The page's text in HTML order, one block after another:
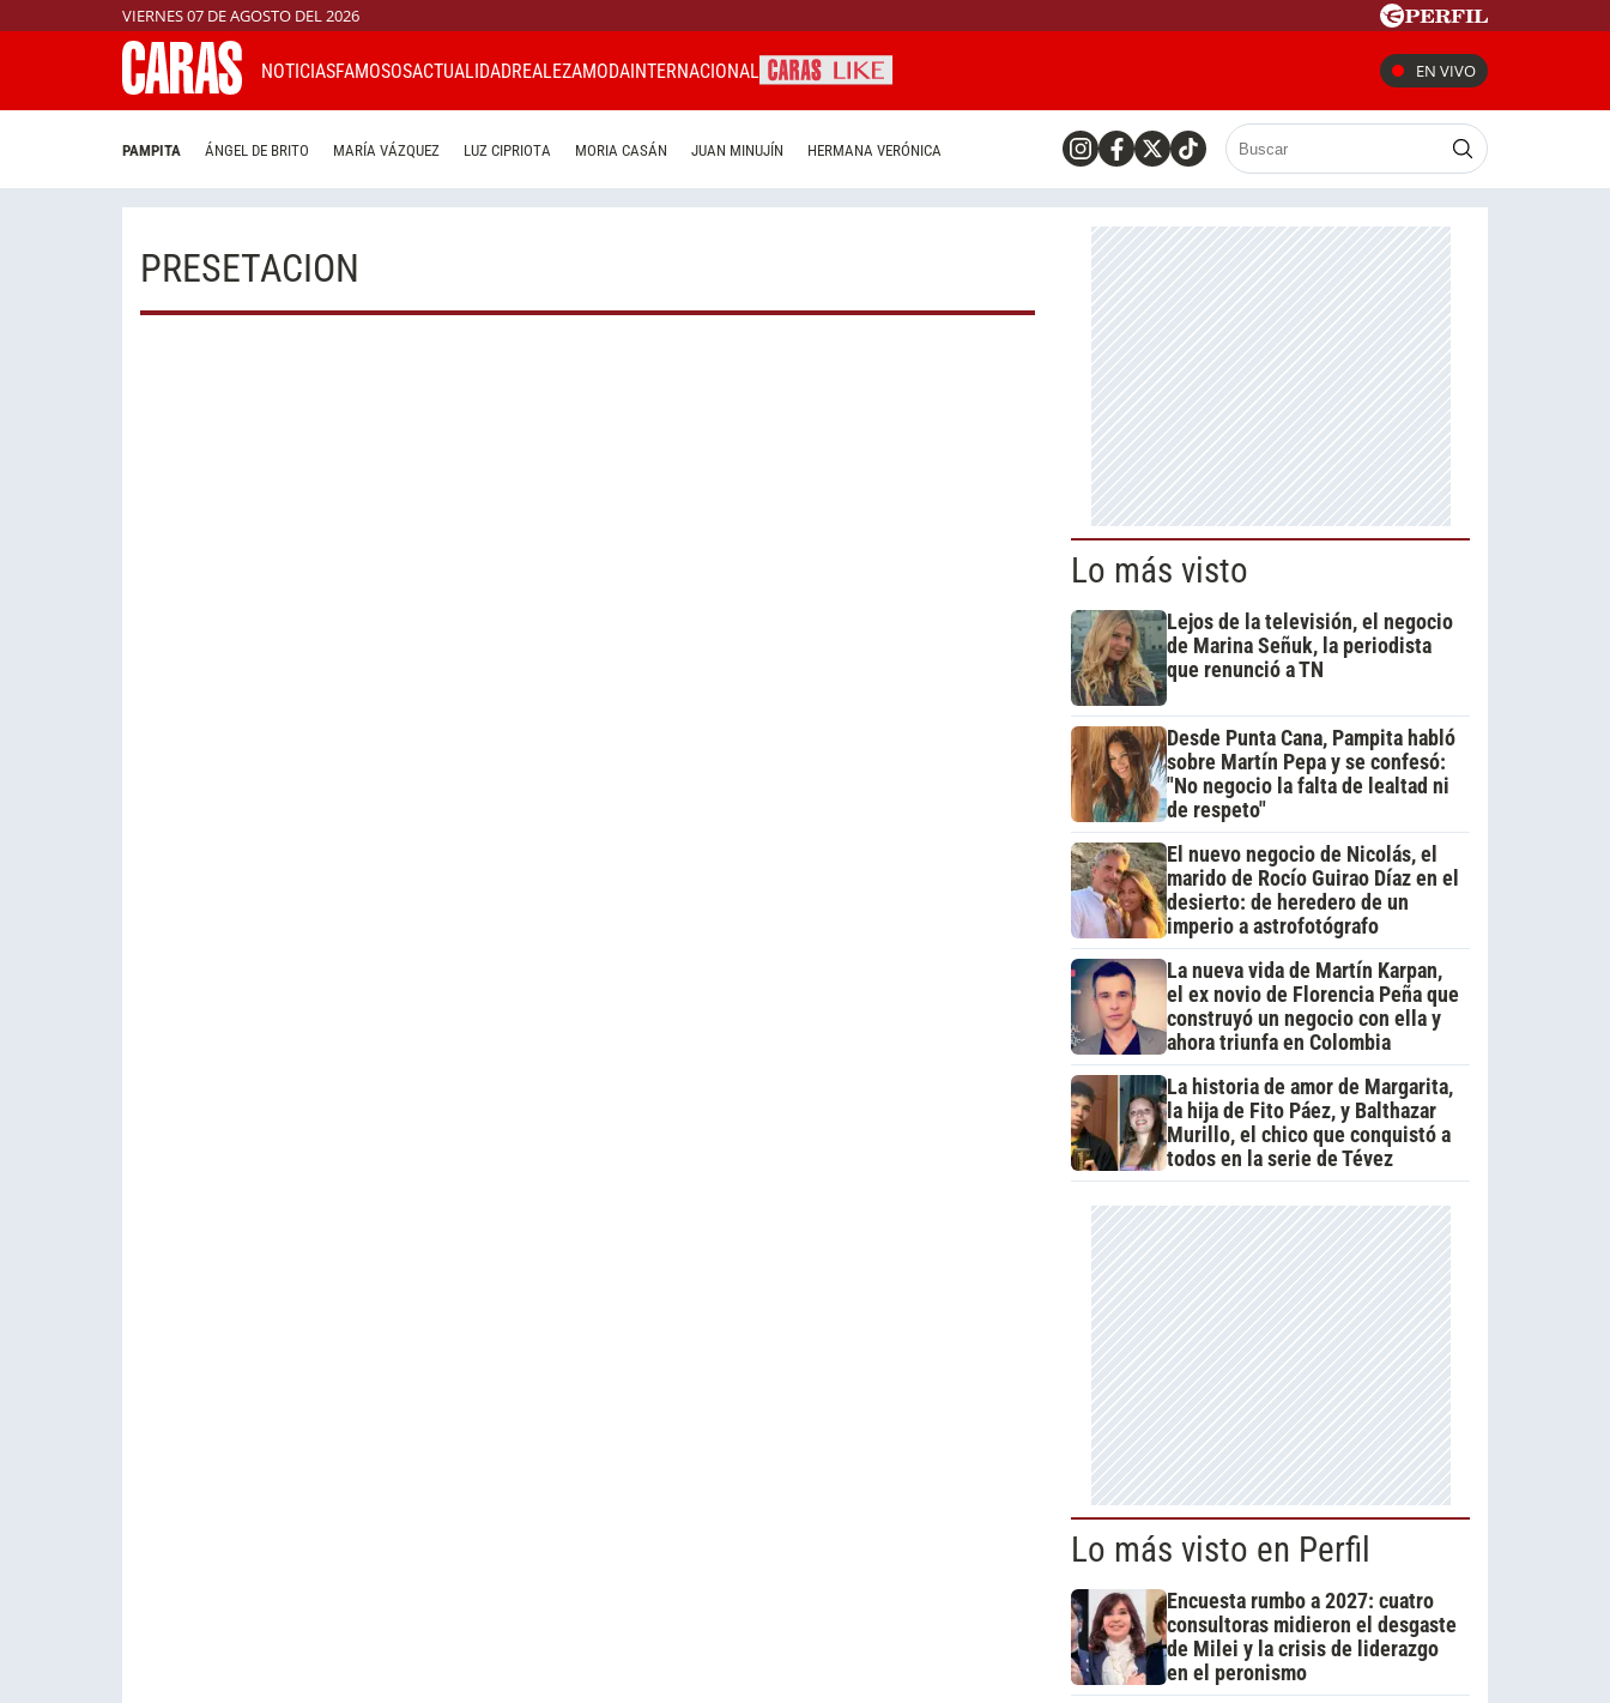
VIERNES 07 DE AGOSTO DEL 2026
NOTICIASFAMOSOSACTUALIDADREALEZAMODAINTERNACIONAL EN VIVO
PAMPITA ÁNGEL DE BRITO MARÍA VÁZQUEZ LUZ CIPRIOTA MORIA CASÁN JUAN MINUJÍN HERMANA VERÓNICA
PRESETACION
Lo más visto
Lejos de la televisión, el negocio
de Marina Señuk, la periodista
que renunció a TN
Desde Punta Cana, Pampita habló
sobre Martín Pepa y se confesó:
"No negocio la falta de lealtad ni
de respeto"
El nuevo negocio de Nicolás, el
marido de Rocío Guirao Díaz en el
desierto: de heredero de un
imperio a astrofotógrafo
La nueva vida de Martín Karpan,
el ex novio de Florencia Peña que
construyó un negocio con ella y
ahora triunfa en Colombia
La historia de amor de Margarita,
la hija de Fito Páez, y Balthazar
Murillo, el chico que conquistó a
todos en la serie de Tévez
Lo más visto en Perfil
Encuesta rumbo a 2027: cuatro
consultoras midieron el desgaste
de Milei y la crisis de liderazgo
en el peronismo